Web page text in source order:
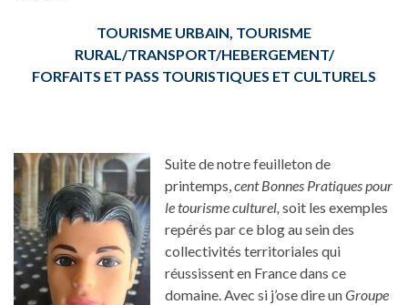
TOURISME URBAIN, TOURISME
RURAL/TRANSPORT/HEBERGEMENT/
FORFAITS ET PASS TOURISTIQUES ET CULTURELS
Suite de notre feuilleton de
printemps,cent Bonnes Pratiques pour
le tourisme culturel, soit les exemples
repérés par ce blog au sein des
collectivités territoriales qui
réussissent en France dans ce
domaine. Avec si j’ose dire unGroupe